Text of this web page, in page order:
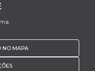
NO MAPA